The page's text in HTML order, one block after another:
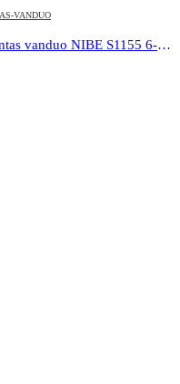
VANDUO
vanduo NIBE S1155 6-25